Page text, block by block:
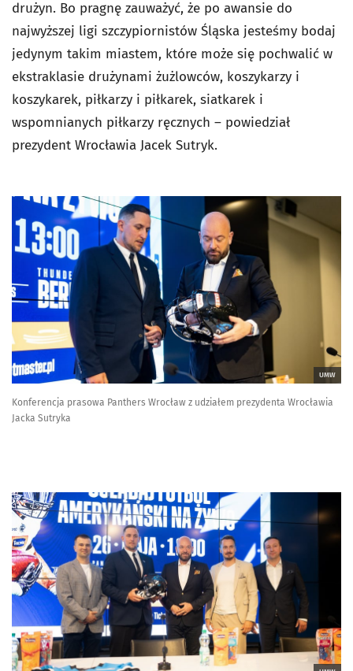
drużyn. Bo pragnę zauważyć, że po awansie do
najwyższej ligi szczypiornistów Śląska jesteśmy bodaj
jedynym takim miastem, które może się pochwalić w
ekstraklasie drużynami żużlowców, koszykarzy i
koszykarek, piłkarzy i piłkarek, siatkarek i
wspomnianych piłkarzy ręcznych – powiedział
prezydent Wrocławia Jacek Sutryk.
UMW
Konferencja prasowa Panthers Wrocław z udziałem prezydenta Wrocławia
Jacka Sutryka